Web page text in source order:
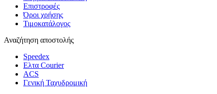
Επιστροφές
Όροι χρήσης
Τιμοκατάλογος
Αναζήτηση αποστολής
Speedex
Ελτα Courier
ACS
Γενική Ταχυδρομική